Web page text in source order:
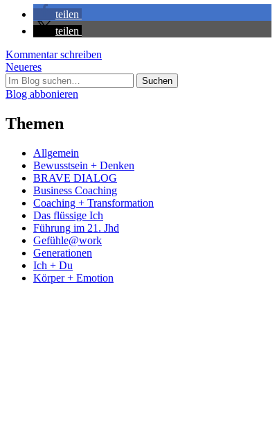
teilen
teilen
Kommentar schreiben
Post
navigation
Neueres
Suchen
nach:
Blog abbonieren
Themen
Allgemein
Bewusstsein + Denken
BRAVE DIALOG
Business Coaching
Coaching + Transformation
Das flüssige Ich
Führung im 21. Jhd
Gefühle@work
Generationen
Ich + Du
Körper + Emotion